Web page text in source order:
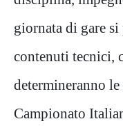
giornata di gare si
contenuti tecnici,
determineranno
Campionato